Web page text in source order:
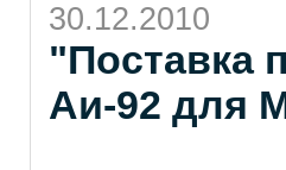
30.12.2010
"Поставка
Аи-92 для